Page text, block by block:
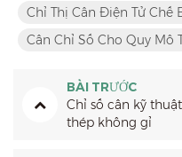
Chỉ Thị Cân Điện Tử Chế
Cân Chỉ Số Cho Quy Mô
BÀI TRƯỚC
Chỉ số cân kỹ
thép không gỉ